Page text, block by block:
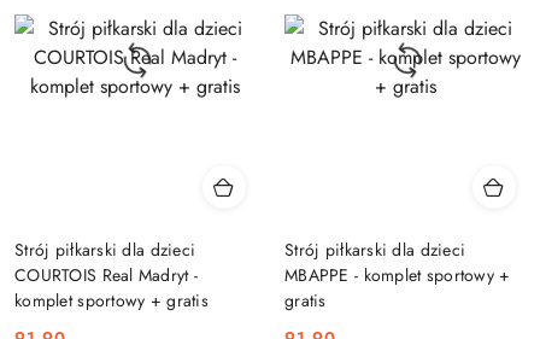
obniżką
obniżką
Strój piłkarski dla dzieci
COURTOIS Real Madryt -
komplet sportowy + gratis
Strój piłkarski dla dzieci
MBAPPE - komplet sportowy +
gratis